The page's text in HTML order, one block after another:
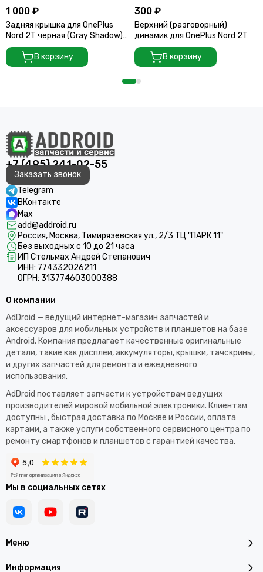
1 000 ₽
Задняя крышка для OnePlus
Nord 2T черная (Gray Shadow)
со стеклом камеры
В корзину
300 ₽
Верхний (разговорный)
динамик для OnePlus Nord 2T
В корзину
+7 (495) 241-02-55
Заказать звонок
Telegram
ВКонтакте
Max
add@addroid.ru
Россия, Москва, Тимирязевская ул., 2/3 ТЦ "ПАРК 11"
Без выходных с 10 до 21 часа
ИП Стельмах Андрей Степанович
ИНН: 774332026211
ОГРН: 313774603000388
Меню
Информация
О компании
AdDroid — ведущий интернет-магазин запчастей и
аксессуаров для мобильных устройств и планшетов на базе
Android. Компания предлагает качественные оригинальные
детали, такие как дисплеи, аккумуляторы, крышки, тачскрины,
и других запчастей для ремонта и ежедневного
использования.​
AdDroid поставляет запчасти к устройствам ведущих
производителей мировой мобильной электроники. Клиентам
доступны , быстрая доставка по Москве и России, оплата
картами, а также услуги собственного сервисного центра по
ремонту смартфонов и планшетов с гарантией качества.
Мы в социальных сетях